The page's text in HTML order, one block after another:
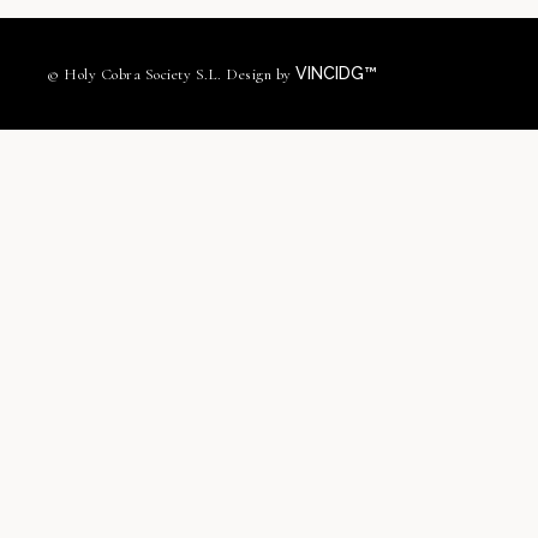
© Holy Cobra Society S.L. Design by VINCIDG™